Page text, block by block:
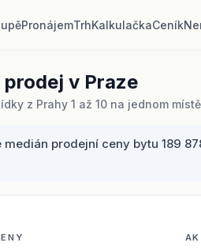
PronájemTrhKalkulačkaCeník
v Praze
z Prahy 1 až 10 na jednom
medián prodejní ceny bytu 189